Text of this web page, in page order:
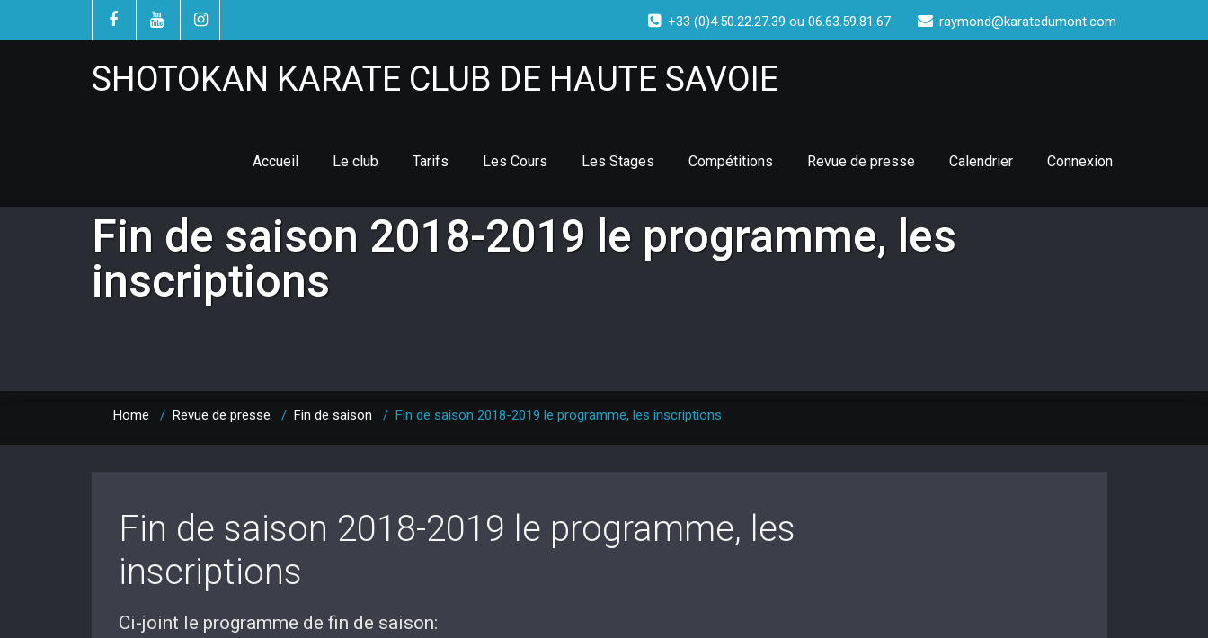
+33 (0)4.50.22.27.39 ou 06.63.59.81.67 raymond@karatedumont.com
SHOTOKAN KARATE CLUB DE HAUTE SAVOIE
Accueil Le club Tarifs Les Cours Les Stages Compétitions Revue de presse Calendrier Connexion
Fin de saison 2018-2019 le programme, les
inscriptions
Home / Revue de presse / Fin de saison / Fin de saison 2018-2019 le programme, les inscriptions
Fin de saison 2018-2019 le programme, les
inscriptions
Ci-joint le programme de fin de saison: